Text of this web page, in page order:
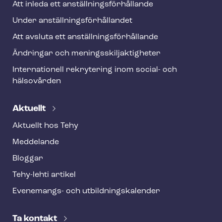
Att inleda ett an­ställ­nings­för­hål­lan­de
Under an­ställ­nings­för­hål­lan­det
Att avsluta ett an­ställ­nings­för­hål­lan­de
Ändringar och me­nings­skilj­ak­tig­he­ter
Internationell rekrytering inom social- och
hälsovården
Aktuellt
Aktuellt hos Tehy
Meddelande
Bloggar
Tehy-lehti artikel
Evenemangs- och ut­bild­nings­ka­len­der
Ta kontakt